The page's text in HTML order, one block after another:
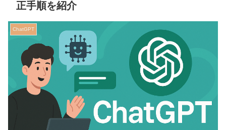
正手順を紹介
ChatGPT